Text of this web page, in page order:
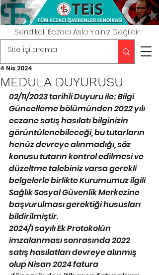
Sendikalı Eczacı Asla Yalnız Değildir.
MEDULA DUYURUSU
4 Nis 2024
02/11/2023 tarihli Duyuru ile; Bilgi
Güncelleme bölümünden 2022 yılı
eczane satış hasılatı bilginizin
görüntülenebileceği, bu tutarların
henüz devreye alınmadığı, söz
konusu tutarın kontrol edilmesi ve
düzeltme talebiniz varsa gerekli
belgelerle birlikte Kurumumuz ilgili
Sağlık Sosyal Güvenlik Merkezine
başvurulması gerektiği hususları
bildirilmiştir.
2024/1 sayılı Ek Protokolün
imzalanması sonrasında 2022
satış hasılatları devreye alınmış
olup Nisan 2024 fatura